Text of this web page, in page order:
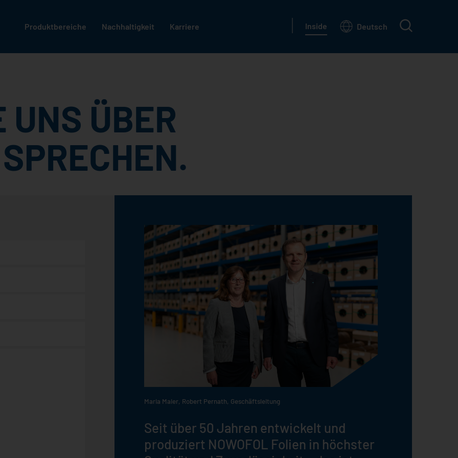
Produktbereiche Nachhaltigkeit Karriere Inside Deutsch search
ÜBER
Maria Maier, Robert Pernath, Geschäftsleitung
Seit über 50 Jahren entwickelt und
produziert NOWOFOL Folien in höchster